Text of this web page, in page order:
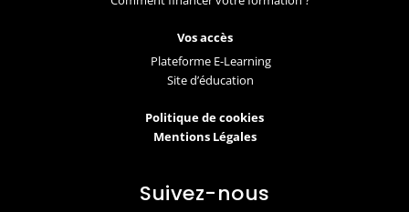
Vos accès
Plateforme E-Learning
Site d’éducation
Politique de cookies
Mentions Légales
Suivez-nous